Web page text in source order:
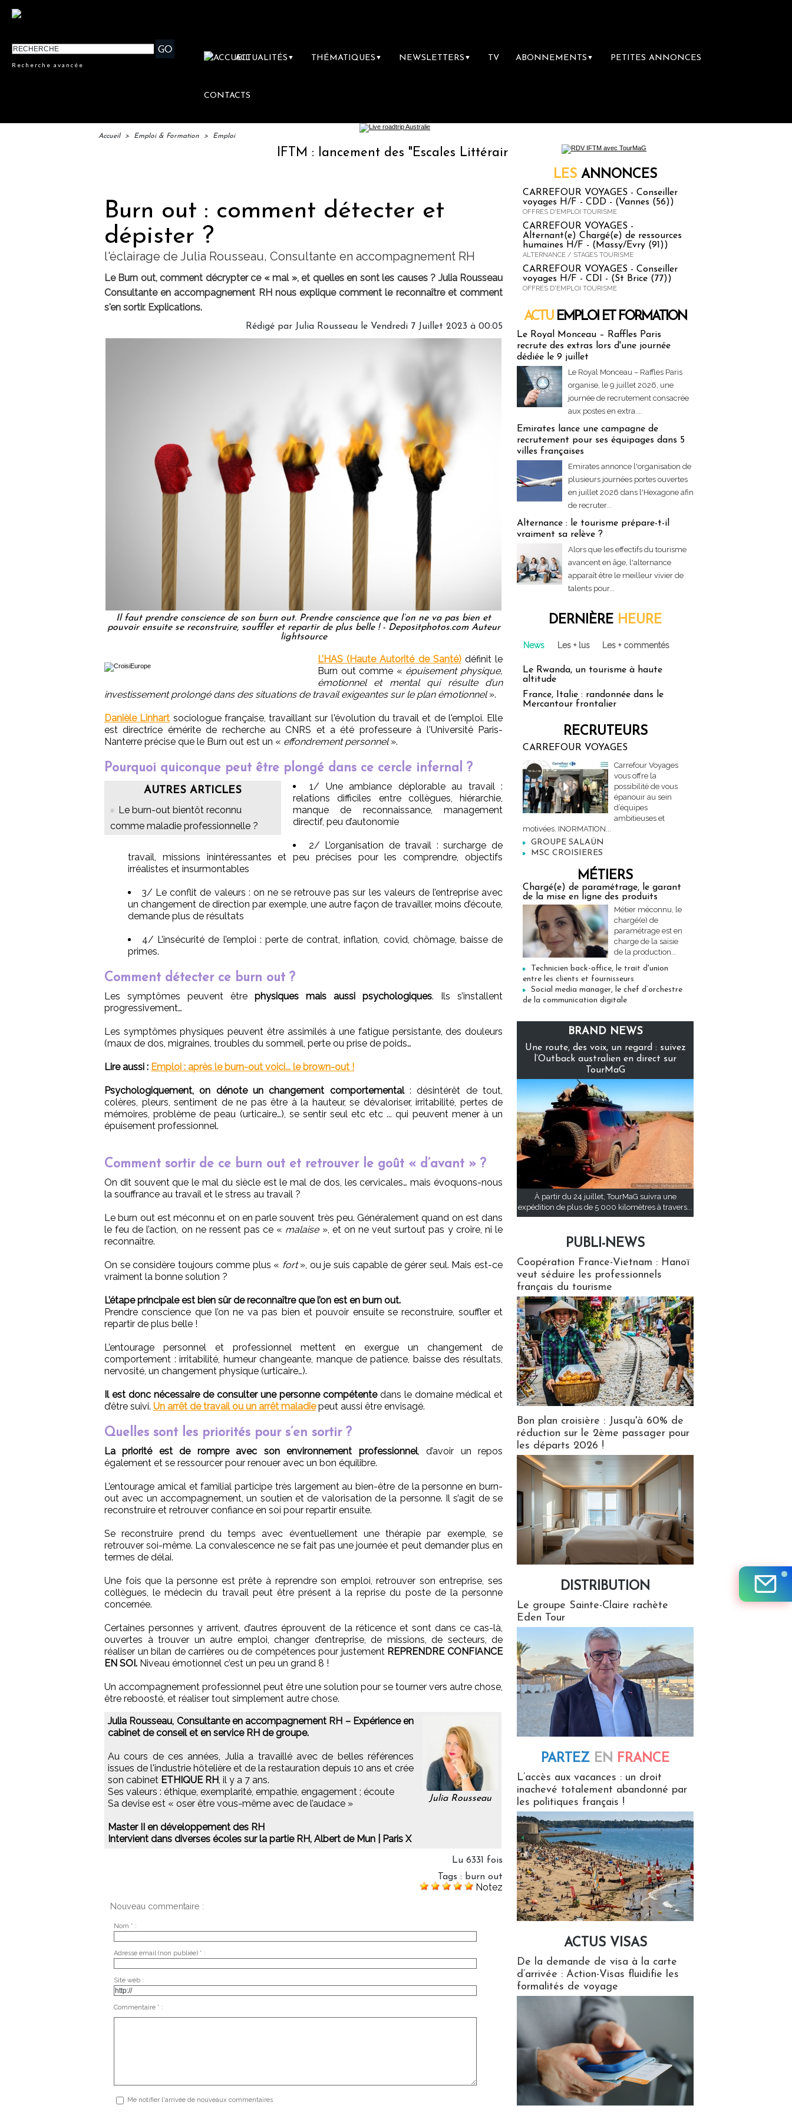
Recherche avancée
ACTUALITÉS ▼ THÉMATIQUES ▼ NEWSLETTERS ▼ TV ABONNEMENTS ▼ PETITES ANNONCES
CONTACTS
Accueil > Emploi & Formation > Emploi
IFTM : lancement des "Escales Littéraires", la première librairie du voyage
Burn out : comment détecter et
dépister ?
l'éclairage de Julia Rousseau, Consultante en accompagnement RH
Le Burn out, comment décrypter ce « mal », et quelles en sont les causes ? Julia Rousseau
Consultante en accompagnement RH nous explique comment le reconnaître et comment
s'en sortir. Explications.
Rédigé par Julia Rousseau le Vendredi 7 Juillet 2023 à 00:05
Il faut prendre conscience de son burn out. Prendre conscience que l’on ne va pas bien et
pouvoir ensuite se reconstruire, souffler et repartir de plus belle ! - Depositphotos.com Auteur
lightsource
L’HAS (Haute Autorité de Santé)définit le
Burn out comme « épuisement physique,
émotionnel et mental qui résulte d’un
investissement prolongé dans des situations de travail exigeantes sur le plan émotionnel».
Danièle Linhart sociologue française, travaillant sur l'évolution du travail et de l'emploi. Elle
est directrice émérite de recherche au CNRS et a été professeure à l'Université Paris-
Nanterre précise que le Burn out est un « effondrement personnel».
Pourquoi quiconque peut être plongé dans ce cercle infernal ?
AUTRES ARTICLES
Le burn-out bientôt reconnu
comme maladie professionnelle ?
1/ Une ambiance déplorable au travail :
relations difficiles entre collègues, hiérarchie,
manque de reconnaissance, management
directif, peu d’autonomie
2/ L’organisation de travail : surcharge de
travail, missions inintéressantes et peu précises pour les comprendre, objectifs
irréalistes et insurmontables
3/ Le conflit de valeurs : on ne se retrouve pas sur les valeurs de l’entreprise avec
un changement de direction par exemple, une autre façon de travailler, moins d’écoute,
demande plus de résultats
4/ L’insécurité de l’emploi : perte de contrat, inflation, covid, chômage, baisse de
primes.
Comment détecter ce burn out ?
Les symptômes peuvent être physiques mais aussi psychologiques. Ils s’installent
progressivement…
Les symptômes physiques peuvent être assimilés à une fatigue persistante, des douleurs
(maux de dos, migraines, troubles du sommeil, perte ou prise de poids…
Lire aussi : Emploi : après le burn-out voici... le brown-out !
Psychologiquement, on dénote un changement comportemental : désintérêt de tout,
colères, pleurs, sentiment de ne pas être à la hauteur, se dévaloriser, irritabilité, pertes de
mémoires, problème de peau (urticaire…), se sentir seul etc etc ... qui peuvent mener à un
épuisement professionnel.
Comment sortir de ce burn out et retrouver le goût « d’avant » ?
On dit souvent que le mal du siècle est le mal de dos, les cervicales… mais évoquons-nous
la souffrance au travail et le stress au travail ?
Le burn out est méconnu et on en parle souvent très peu. Généralement quand on est dans
le feu de l’action, on ne ressent pas ce « malaise», et on ne veut surtout pas y croire, ni le
reconnaître.
On se considère toujours comme plus « fort», ou je suis capable de gérer seul. Mais est-ce
vraiment la bonne solution ?
L’étape principale est bien sûr de reconnaître que l’on est en burn out.
Prendre conscience que l’on ne va pas bien et pouvoir ensuite se reconstruire, souffler et
repartir de plus belle !
L’entourage personnel et professionnel mettent en exergue un changement de
comportement : irritabilité, humeur changeante, manque de patience, baisse des résultats,
nervosité, un changement physique (urticaire…).
Il est donc nécessaire de consulter une personne compétentedans le domaine médical et
d’être suivi. Un arrêt de travail ou un arrêt maladiepeut aussi être envisagé.
Quelles sont les priorités pour s’en sortir ?
La priorité est de rompre avec son environnement professionnel, d’avoir un repos
également et se ressourcer pour renouer avec un bon équilibre.
L’entourage amical et familial participe très largement au bien-être de la personne en burn-
out avec un accompagnement, un soutien et de valorisation de la personne. Il s’agit de se
reconstruire et retrouver confiance en soi pour repartir ensuite.
Se reconstruire prend du temps avec éventuellement une thérapie par exemple, se
retrouver soi-même. La convalescence ne se fait pas une journée et peut demander plus en
termes de délai.
Une fois que la personne est prête à reprendre son emploi, retrouver son entreprise, ses
collègues, le médecin du travail peut être présent à la reprise du poste de la personne
concernée.
Certaines personnes y arrivent, d’autres éprouvent de la réticence et sont dans ce cas-là,
ouvertes à trouver un autre emploi, changer d’entreprise, de missions, de secteurs, de
réaliser un bilan de carrières ou de compétences pour justement REPRENDRE CONFIANCE
EN SOI. Niveau émotionnel c’est un peu un grand 8 !
Un accompagnement professionnel peut être une solution pour se tourner vers autre chose,
être reboosté, et réaliser tout simplement autre chose.
Julia Rousseau
Julia Rousseau, Consultante en accompagnement RH – Expérience en
cabinet de conseil et en service RH de groupe.
Au cours de ces années, Julia a travaillé avec de belles références
issues de l'industrie hôtelière et de la restauration depuis 10 ans et crée
son cabinet ETHIQUE RH, il y a 7 ans.
Ses valeurs : éthique, exemplarité, empathie, engagement ; écoute
Sa devise est « oser être vous-même avec de l’audace »
Master II en développement des RH
Intervient dans diverses écoles sur la partie RH, Albert de Mun | Paris X
Lu 6331 fois
Tags : burn out
Notez
Nouveau commentaire :
Nom * :
Adresse email (non publiée) * :
Site web :
Commentaire * :
Me notifier l'arrivée de nouveaux commentaires
LES ANNONCES
CARREFOUR VOYAGES - Conseiller
voyages H/F - CDD - (Vannes (56))
OFFRES D'EMPLOI TOURISME
CARREFOUR VOYAGES -
Alternant(e) Chargé(e) de ressources
humaines H/F - (Massy/Evry (91))
ALTERNANCE / STAGES TOURISME
CARREFOUR VOYAGES - Conseiller
voyages H/F - CDI - (St Brice (77))
OFFRES D'EMPLOI TOURISME
ACTU EMPLOI ET FORMATION
Le Royal Monceau – Raffles Paris
recrute des extras lors d'une journée
dédiée le 9 juillet
Le Royal Monceau – Raffles Paris
organise, le 9 juillet 2026, une
journée de recrutement consacrée
aux postes en extra....
Emirates lance une campagne de
recrutement pour ses équipages dans 5
villes françaises
Emirates annonce l'organisation de
plusieurs journées portes ouvertes
en juillet 2026 dans l'Hexagone afin
de recruter...
Alternance : le tourisme prépare-t-il
vraiment sa relève ?
Alors que les effectifs du tourisme
avancent en âge, l'alternance
apparaît être le meilleur vivier de
talents pour...
DERNIÈRE HEURE
News Les + lus Les + commentés
Le Rwanda, un tourisme à haute
altitude
France, Italie : randonnée dans le
Mercantour frontalier
RECRUTEURS
CARREFOUR VOYAGES
Carrefour Voyages
vous offre la
possibilité de vous
épanouir au sein
d’équipes
ambitieuses et
motivées. INORMATION...
GROUPE SALAÜN
MSC CROISIERES
MÉTIERS
Chargé(e) de paramétrage, le garant
de la mise en ligne des produits
Métier méconnu, le
chargé(e) de
paramétrage est en
charge de la saisie
de la production...
Technicien back-office, le trait d'union
entre les clients et fournisseurs
Social media manager, le chef d’orchestre
de la communication digitale
BRAND NEWS
Une route, des voix, un regard : suivez
l’Outback australien en direct sur
TourMaG
À partir du 24 juillet, TourMaG suivra une
expédition de plus de 5 000 kilomètres à travers...
PUBLI-NEWS
Coopération France-Vietnam : Hanoï
veut séduire les professionnels
français du tourisme
Bon plan croisière : Jusqu'à 60% de
réduction sur le 2ème passager pour
les départs 2026 !
DISTRIBUTION
Le groupe Sainte-Claire rachète
Eden Tour
PARTEZ EN FRANCE
L’accès aux vacances : un droit
inachevé totalement abandonné par
les politiques français !
ACTUS VISAS
De la demande de visa à la carte
d’arrivée : Action-Visas fluidifie les
formalités de voyage